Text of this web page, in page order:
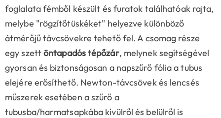
foglalata fémből készült és furatok találhatóak rajta,
melybe "rögzítőtüskéket" helyezve különböző
átmérőjű távcsövekre tehető fel. A csomag része
egy szettöntapadós tépőzár, melynek segítségével
gyorsan és biztonságosan a napszűrő fólia a tubus
elejére erősíthető. Newton-távcsövek és lencsés
műszerek esetében a szűrő a
tubusba/harmatsapkába kívülről és belülről is